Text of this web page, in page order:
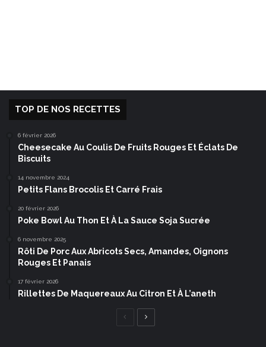
TOP DE NOS RECETTES
6 février 2026
Cheesecake Au Coulis De Fruits Rouges Et Éclats De
Biscuits
14 novembre 2024
Petits Flans Brocolis Et Carré Frais
20 février 2026
Poke Bowl Au Thon Et À La Sauce Soja Sucrée
6 novembre 2025
Rôti De Porc Aux Abricots Secs, Amandes, Oignons
Rouges Et Panais
17 février 2026
Rillettes De Maquereaux Au Citron Et À L’aneth
Page